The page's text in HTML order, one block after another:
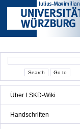
Über LSKD-Wiki
Handschriften